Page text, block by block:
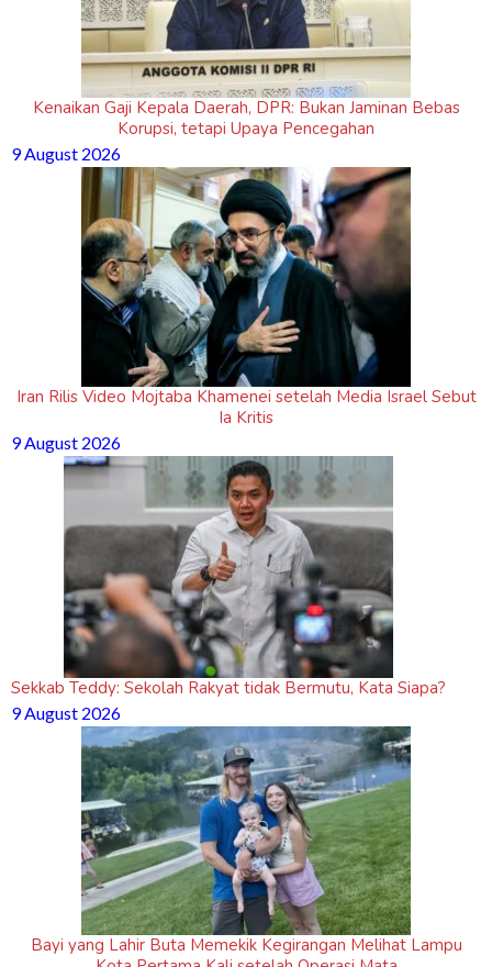
Kenaikan Gaji Kepala Daerah, DPR: Bukan Jaminan Bebas
Korupsi, tetapi Upaya Pencegahan
9 August 2026
Iran Rilis Video Mojtaba Khamenei setelah Media Israel Sebut
Ia Kritis
9 August 2026
Sekkab Teddy: Sekolah Rakyat tidak Bermutu, Kata Siapa?
9 August 2026
Bayi yang Lahir Buta Memekik Kegirangan Melihat Lampu